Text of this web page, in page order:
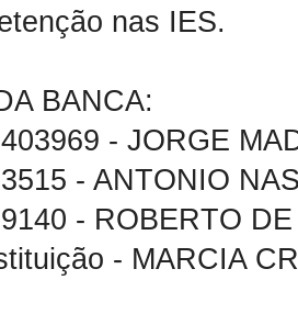
nas IES.
BANCA:
- JORGE
- ANTONIO
- ROBERTO
- MARCIA